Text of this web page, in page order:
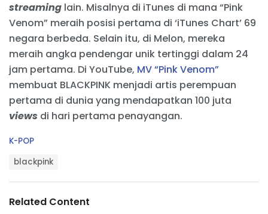
streaming lain. Misalnya di iTunes di mana “Pink
Venom” meraih posisi pertama di ‘iTunes Chart’ 69
negara berbeda. Selain itu, di Melon, mereka
meraih angka pendengar unik tertinggi dalam 24
jam pertama. Di YouTube, MV “Pink Venom”
membuat BLACKPINK menjadi artis perempuan
pertama di dunia yang mendapatkan 100 juta
views di hari pertama penayangan.
C
r
K-POP
:
blackpink
Related Content